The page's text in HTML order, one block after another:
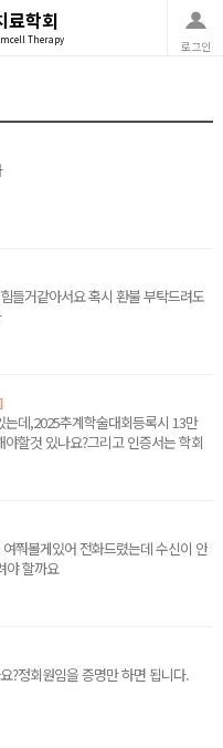
료학회
Therapy 로그인
들거같아서요 혹시 환불 부탁드려도
데,2025추계학술대회등록시 13만
할것 있나요?그리고 인증서는 학회
쭤볼게있어 전화드렸는데 수신이 안
야 할까요
?정회원임을 증명만 하면 됩니다.